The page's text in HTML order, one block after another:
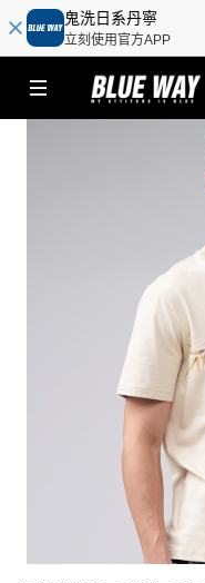
鬼洗日系丹寧
立刻使用官方APP